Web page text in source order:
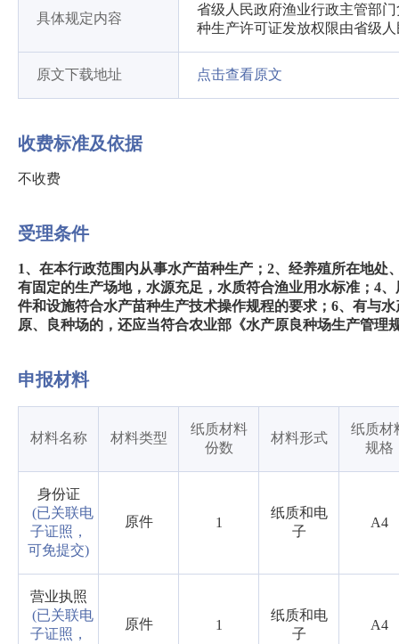
具体规定内容
省级人民政府渔业行政主管部
种生产许可证发放权限由省级
原文下载地址 点击查看原文
收费标准及依据
不收费
受理条件
1、在本行政范围内从事水产苗种生产；2、经养殖所在地
有固定的生产场地，水源充足，水质符合渔业用水标准；4
件和设施符合水产苗种生产技术操作规程的要求；6、有与
原、良种场的，还应当符合农业部《水产原良种场生产管理
申报材料
材料名称 材料类型
纸质材料
份数
材料形式
纸质材
规格
身份证
(已关联电
子证照，
可免提交)
原件 1
纸质和电
子
A4
营业执照
(已关联电
子证照，
原件 1
纸质和电
子
A4